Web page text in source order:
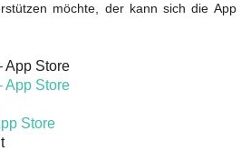
möchte, der kann sich die App
Store